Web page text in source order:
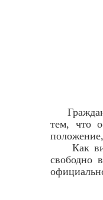
тем, что
Как
свободно